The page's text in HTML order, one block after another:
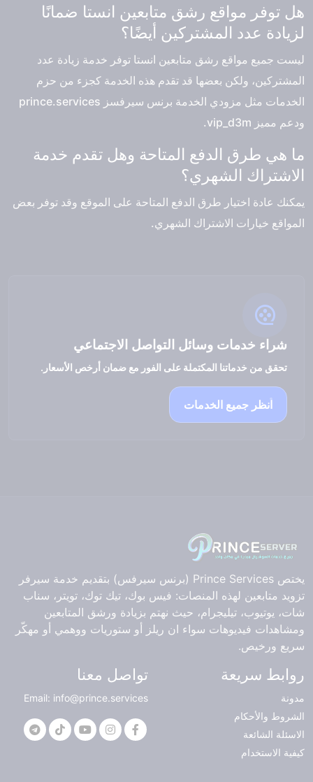
هل توفر مواقع رشق متابعين انستا ضمانًا
لزيادة عدد المشتركين أيضًا؟
ليست جميع مواقع رشق متابعين انستا توفر خدمة زيادة عدد
المشتركين، ولكن بعضها قد تقدم هذه الخدمة كجزء من حزم
الخدمات مثل مزودي الخدمة برنس سيرفسز prince.services
ودعم مميز vip_d3m.
ما هي طرق الدفع المتاحة وهل تقدم خدمة
الاشتراك الشهري؟
يمكنك عادة اختيار طرق الدفع المتاحة على الموقع وقد توفر بعض
المواقع خيارات الاشتراك الشهري.
شراء خدمات وسائل التواصل الاجتماعي
تحقق من خدماتنا المكتملة على الفور مع ضمان أرخص الأسعار.
انظر جميع الخدمات
يختص Prince Services (برنس سيرفس) بتقديم خدمة سيرفر
تزويد متابعين لهذه المنصات: فيس بوك، تيك توك، تويتر، سناب
شات، يوتيوب، تيليجرام، حيث نهتم بزيادة ورشق المتابعين
ومشاهدات فيديوهات سواء ان ريلز أو ستوريات ووهمي أو مهكّر
سريع ورخيص.
روابط سريعة
مدونة
الشروط والأحكام
الاسئلة الشائعة
كيفية الاستخدام
تواصل معنا
Email: info@prince.services